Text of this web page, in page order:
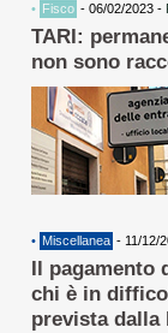
• Fisco - 06/02/2023 -
TARI:
non sono
• Miscellanea - 11/12/
Il pagamento
chi è in
prevista dalla